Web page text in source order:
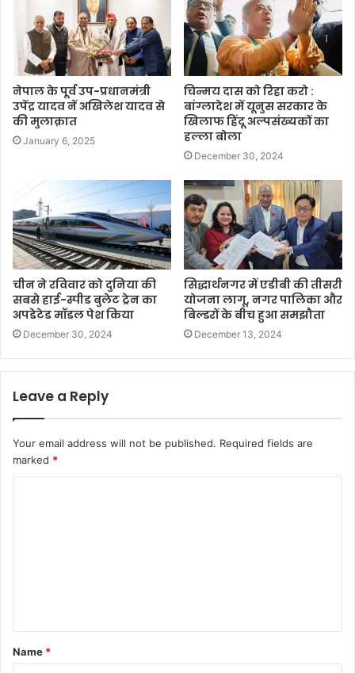
नेपाल के पूर्व उप-प्रधानमंत्री
उपेंद्र यादव नें अखिलेश यादव से
की मुलाक़ात
January 6, 2025
चिन्मय दास को रिहा करो :
बांग्लादेश में यूनुस सरकार के
खिलाफ हिंदू अल्पसंख्यकों का
हल्ला बोला
December 30, 2024
चीन ने रविवार को दुनिया की
सबसे हाई-स्पीड बुलेट ट्रेन का
अपडेटेड मॉडल पेश किया
December 30, 2024
सिद्धार्थनगर में एडीबी की तीसरी
योजना लागू, नगर पालिका और
बिल्डरों के बीच हुआ समझौता
December 13, 2024
Leave a Reply
Your email address will not be published. Required fields are
marked *
Name *